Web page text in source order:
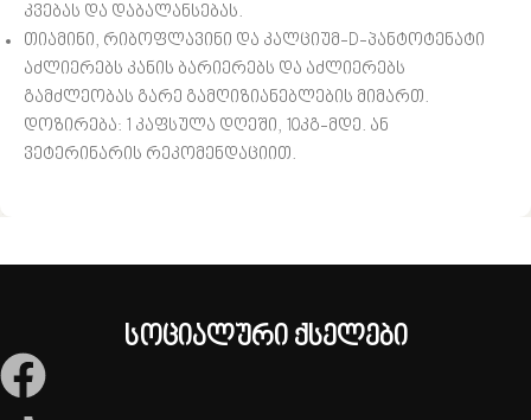
კვებას და დაბალანსებას.
თიამინი, რიბოფლავინი და კალციუმ-D-პანტოტენატი
აძლიერებს კანის ბარიერებს და აძლიერებს
გამძლეობას გარე გამღიზიანებლების მიმართ.
დოზირება: 1 კაფსულა დღეში, 10კგ-მდე. ან
ვეტერინარის რეკომენდაციით.
სოციალური ქსელები